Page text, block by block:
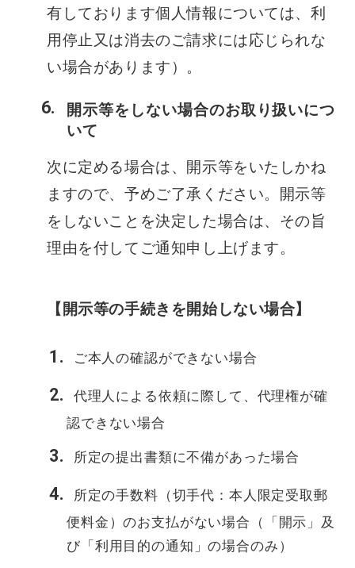
有しております個人情報については、利
用停止又は消去のご請求には応じられな
い場合があります）。
開示等をしない場合のお取り扱いにつ
いて
次に定める場合は、開示等をいたしかね
ますので、予めご了承ください。開示等
をしないことを決定した場合は、その旨
理由を付してご通知申し上げます。
【開示等の手続きを開始しない場合】
ご本人の確認ができない場合
代理人による依頼に際して、代理権が確
認できない場合
所定の提出書類に不備があった場合
所定の手数料（切手代：本人限定受取郵
便料金）のお支払がない場合（「開示」及
び「利用目的の通知」の場合のみ）